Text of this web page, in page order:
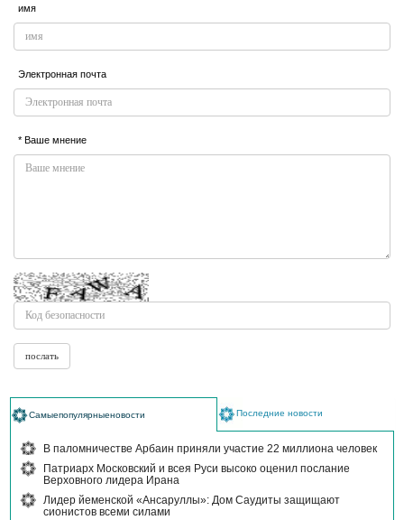
имя
Электронная почта
* Ваше мнение
Самыепопулярныеновости Последние новости
В паломничестве Арбаин приняли участие 22 миллиона человек
Патриарх Московский и всея Руси высоко оценил послание
Верховного лидера Ирана
Лидер йеменской «Ансаруллы»: Дом Саудиты защищают
сионистов всеми силами